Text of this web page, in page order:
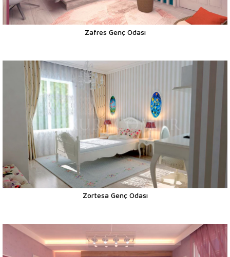
Zafres Genç Odası
Zortesa Genç Odası